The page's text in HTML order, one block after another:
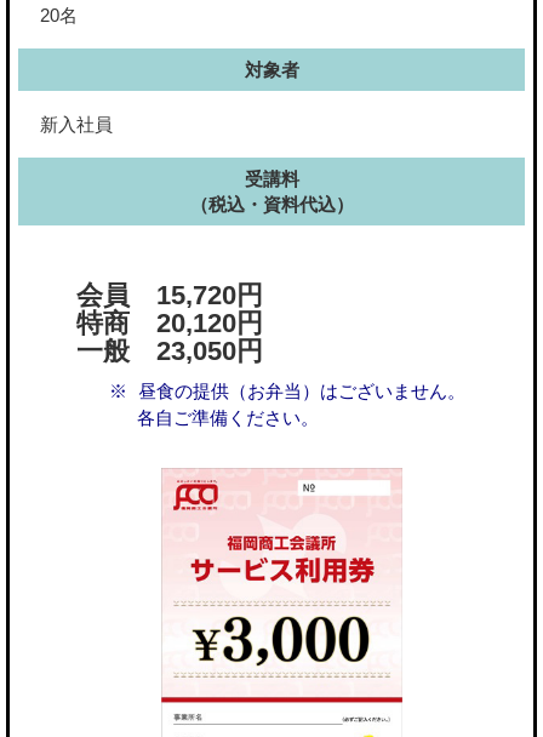
20名
対象者
新入社員
受講料
（税込・資料代込）
会員 15,720円
特商 20,120円
一般 23,050円
昼食の提供（お弁当）はございません。
各自ご準備ください。